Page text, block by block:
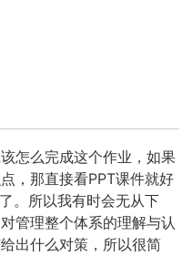
怎么完成这个作业，如果
，那直接看PPT课件就好
。所以我有时会无从下
管理整个体系的理解与认
出什么对策，所以很简